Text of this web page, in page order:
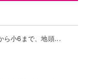
ら小6まで、地頭...